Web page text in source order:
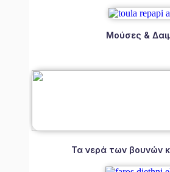
Μούσες &
Τα νερά των βουνών